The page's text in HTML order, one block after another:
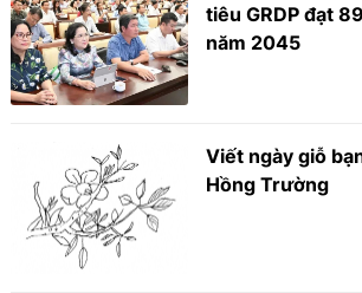
tiêu GRDP đạt
năm 2045
Viết ngày giỗ
Hồng Trường